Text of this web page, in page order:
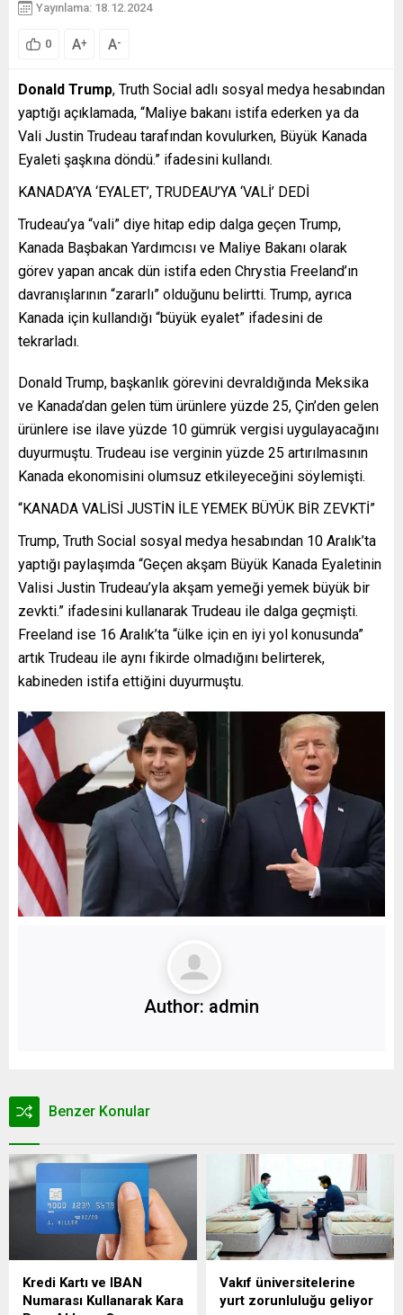
Yayınlama: 18.12.2024
0 A+ A-
Donald Trump, Truth Social adlı sosyal medya hesabından
yaptığı açıklamada, “Maliye bakanı istifa ederken ya da
Vali Justin Trudeau tarafından kovulurken, Büyük Kanada
Eyaleti şaşkına döndü.” ifadesini kullandı.
KANADA’YA ‘EYALET’, TRUDEAU’YA ‘VALİ’ DEDİ
Trudeau’ya “vali” diye hitap edip dalga geçen Trump,
Kanada Başbakan Yardımcısı ve Maliye Bakanı olarak
görev yapan ancak dün istifa eden Chrystia Freeland’ın
davranışlarının “zararlı” olduğunu belirtti. Trump, ayrıca
Kanada için kullandığı “büyük eyalet” ifadesini de
tekrarladı.
Donald Trump, başkanlık görevini devraldığında Meksika
ve Kanada’dan gelen tüm ürünlere yüzde 25, Çin’den gelen
ürünlere ise ilave yüzde 10 gümrük vergisi uygulayacağını
duyurmuştu. Trudeau ise verginin yüzde 25 artırılmasının
Kanada ekonomisini olumsuz etkileyeceğini söylemişti.
“KANADA VALİSİ JUSTİN İLE YEMEK BÜYÜK BİR ZEVKTİ”
Trump, Truth Social sosyal medya hesabından 10 Aralık’ta
yaptığı paylaşımda “Geçen akşam Büyük Kanada Eyaletinin
Valisi Justin Trudeau’yla akşam yemeği yemek büyük bir
zevkti.” ifadesini kullanarak Trudeau ile dalga geçmişti.
Freeland ise 16 Aralık’ta “ülke için en iyi yol konusunda”
artık Trudeau ile aynı fikirde olmadığını belirterek,
kabineden istifa ettiğini duyurmuştu.
Author: admin
Benzer Konular
Kredi Kartı ve IBAN
Numarası Kullanarak Kara
Vakıf üniversitelerine
yurt zorunluluğu geliyor